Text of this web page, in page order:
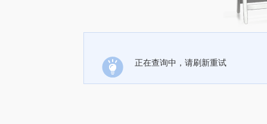
正在查询中，请刷新重试